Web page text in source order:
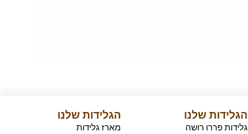
הגלידות שלנו
גלידות פררו רושה
הגלידות שלנו
מארז גלידות